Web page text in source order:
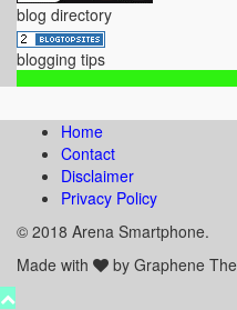
blog directory
blogging tips
Home
Contact
Disclaimer
Privacy Policy
© 2018 Arena Smartphone.
Made with
by Graphene